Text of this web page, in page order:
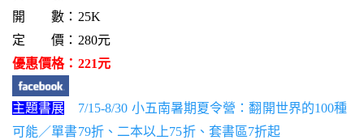
開 數：25K
定 價：280元
優惠價格：221元
主題書展
7/15-8/30 小五南暑期夏令營：翻開世界的100種
可能／單書79折、二本以上75折、套書區7折起